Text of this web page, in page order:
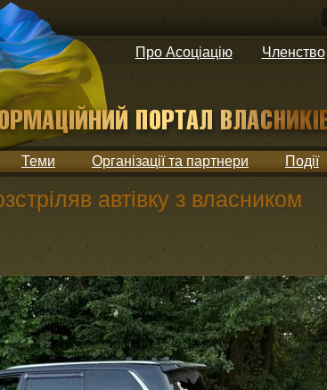
Про Асоціацію Членство
Теми Організації та партнери Події
автівку з власником